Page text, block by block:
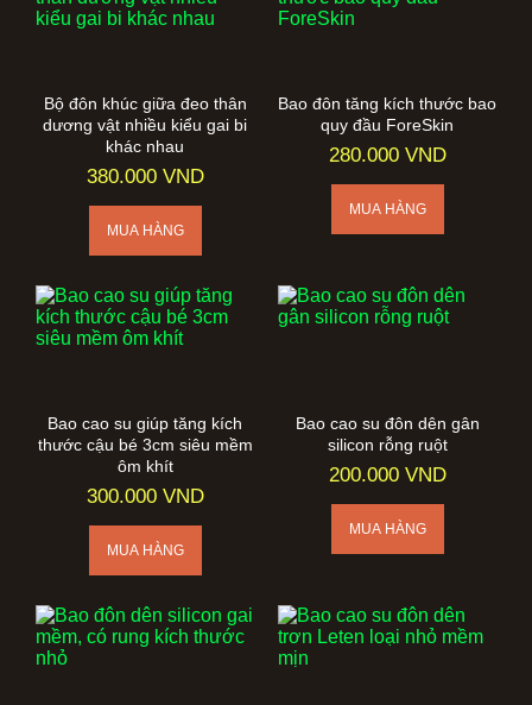
Bộ đôn khúc giữa đeo thân
dương vật nhiều kiểu gai bi
khác nhau
380.000 VND
Bao đôn tăng kích thước bao
quy đầu ForeSkin
280.000 VND
Bao cao su giúp tăng kích
thước cậu bé 3cm siêu mềm
ôm khít
300.000 VND
Bao cao su đôn dên gân
silicon rỗng ruột
200.000 VND